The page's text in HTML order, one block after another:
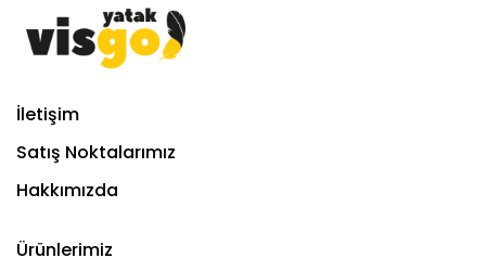
İletişim
Satış Noktalarımız
Hakkımızda
Ürünlerimiz